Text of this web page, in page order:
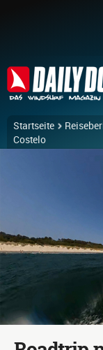
Startseite
Costelo